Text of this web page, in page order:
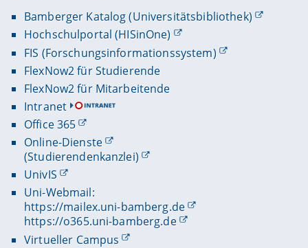
Bamberger Katalog (Universitätsbibliothek)
Hochschulportal (HISinOne)
FIS (Forschungsinformationssystem)
FlexNow2 für Studierende
FlexNow2 für Mitarbeitende
Intranet
Office 365
Online-Dienste
(Studierendenkanzlei)
UnivIS
Uni-Webmail:
https://mailex.uni-bamberg.de
https://o365.uni-bamberg.de
Virtueller Campus